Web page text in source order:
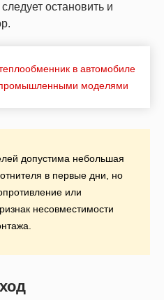
остановить и
в автомобиле
моделями
допустима небольшая
в первые дни, но
или
несовместимости